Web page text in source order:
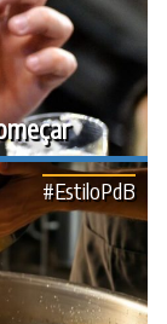
#EstiloPdB